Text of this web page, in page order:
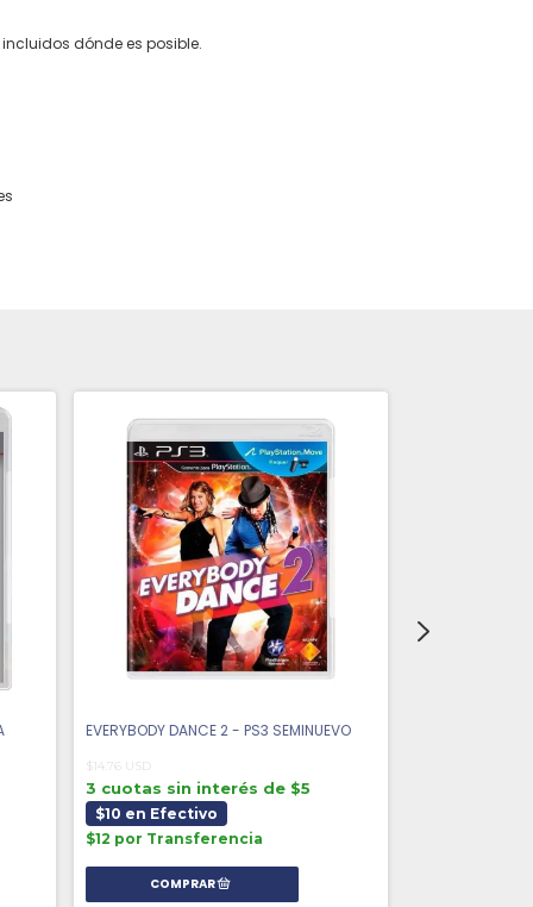
dónde es posible.
EVERYBODY DANCE 2 - PS3 SEMINUEVO
$14.76 USD
3 cuotas sin interés de $5
$10 en Efectivo
$12 por Transferencia